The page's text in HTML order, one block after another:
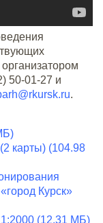
50-01-27 и
.
карты) (104.98
Курск»
(12.31 МБ)